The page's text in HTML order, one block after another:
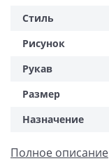
Стиль
Рисунок
Рукав
Размер
Назначение
Полное описание